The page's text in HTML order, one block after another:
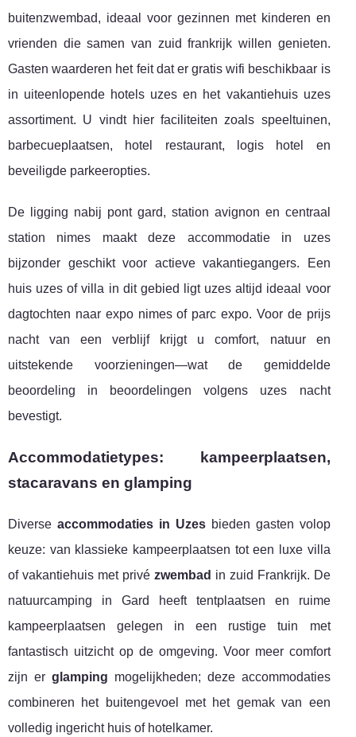
buitenzwembad, ideaal voor gezinnen met kinderen en
vrienden die samen van zuid frankrijk willen genieten.
Gasten waarderen het feit dat er gratis wifi beschikbaar is
in uiteenlopende hotels uzes en het vakantiehuis uzes
assortiment. U vindt hier faciliteiten zoals speeltuinen,
barbecueplaatsen, hotel restaurant, logis hotel en
beveiligde parkeeropties.
De ligging nabij pont gard, station avignon en centraal
station nimes maakt deze accommodatie in uzes
bijzonder geschikt voor actieve vakantiegangers. Een
huis uzes of villa in dit gebied ligt uzes altijd ideaal voor
dagtochten naar expo nimes of parc expo. Voor de prijs
nacht van een verblijf krijgt u comfort, natuur en
uitstekende voorzieningen—wat de gemiddelde
beoordeling in beoordelingen volgens uzes nacht
bevestigt.
Accommodatietypes: kampeerplaatsen,
stacaravans en glamping
Diverse accommodaties in Uzesbieden gasten volop
keuze: van klassieke kampeerplaatsen tot een luxe villa
of vakantiehuis met privé zwembad in zuid Frankrijk. De
natuurcamping in Gard heeft tentplaatsen en ruime
kampeerplaatsen gelegen in een rustige tuin met
fantastisch uitzicht op de omgeving. Voor meer comfort
zijn er glamping mogelijkheden; deze accommodaties
combineren het buitengevoel met het gemak van een
volledig ingericht huis of hotelkamer.